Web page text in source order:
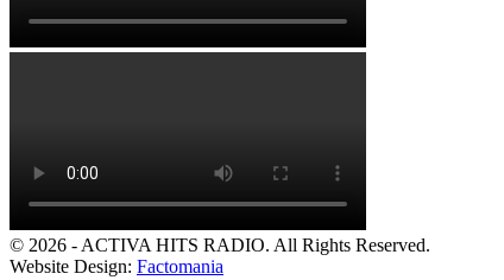
© 2026 - ACTIVA HITS RADIO. All Rights Reserved.
Website Design: Factomania